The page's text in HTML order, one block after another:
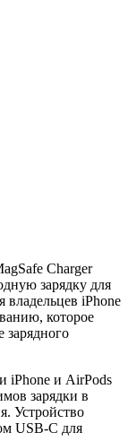
Charger
зарядку для
владельцев iPhone
которое
зарядного
iPhone и AirPods
зарядки в
Устройство
USB-C для